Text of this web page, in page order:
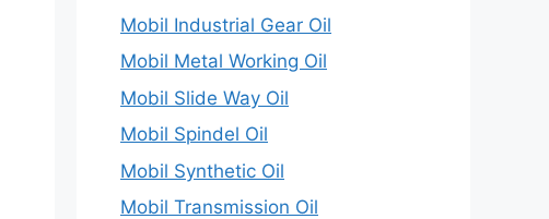
Mobil Industrial Gear Oil
Mobil Metal Working Oil
Mobil Slide Way Oil
Mobil Spindel Oil
Mobil Synthetic Oil
Mobil Transmission Oil